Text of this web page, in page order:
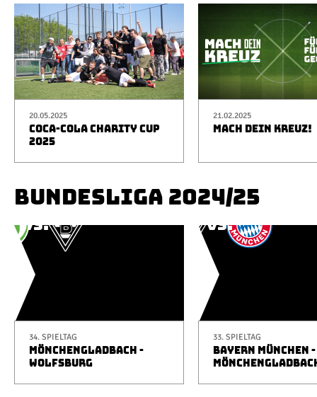
20.05.2025
COCA-COLA CHARITY CUP
2025
21.02.2025
MACH DEIN KREUZ!
BUNDESLIGA 2024/25
34. SPIELTAG
MÖNCHENGLADBACH -
WOLFSBURG
33. SPIELTAG
BAYERN MÜNCHEN -